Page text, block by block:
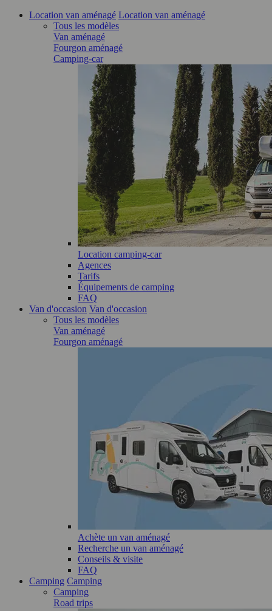
Location van aménagé Location van aménagé
Tous les modèles
Van aménagé
Fourgon aménagé
Camping-car
Location camping-car
Agences
Tarifs
Équipements de camping
FAQ
Van d'occasion Van d'occasion
Tous les modèles
Van aménagé
Fourgon aménagé
Achète un van aménagé
Recherche un van aménagé
Conseils & visite
FAQ
Camping Camping
Camping
Road trips